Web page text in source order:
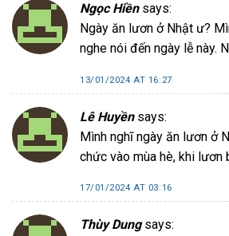
Ngọc Hiền says:
Ngày ăn lươn ở Nhật ư?
nghe nói đến ngày lễ này.
13/01/2024 AT 16:27
Lê Huyền says:
Mình nghĩ ngày ăn lươn ở
chức vào mùa hè, khi lươn
17/01/2024 AT 03:16
Thùy Dung says: